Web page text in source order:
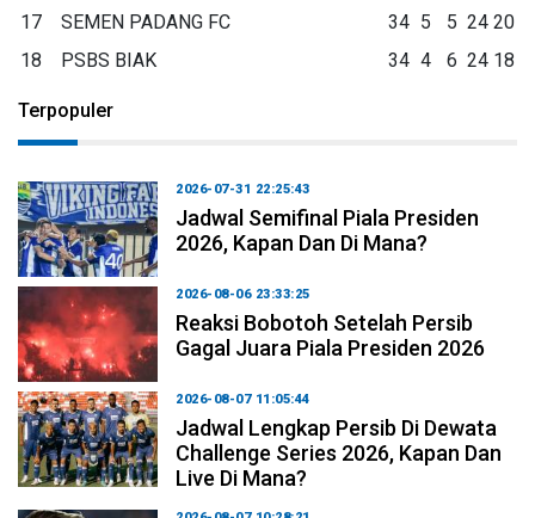
17
SEMEN PADANG FC 34 5 5 24 20
18
PSBS BIAK 34 4 6 24 18
Terpopuler
2026-07-31 22:25:43
Jadwal Semifinal Piala Presiden
2026, Kapan Dan Di Mana?
2026-08-06 23:33:25
Reaksi Bobotoh Setelah Persib
Gagal Juara Piala Presiden 2026
2026-08-07 11:05:44
Jadwal Lengkap Persib Di Dewata
Challenge Series 2026, Kapan Dan
Live Di Mana?